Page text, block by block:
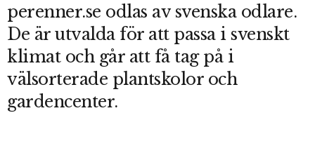
perenner.se odlas av svenska odlare.
De är utvalda för att passa i svenskt
klimat och går att få tag på i
välsorterade plantskolor och
gardencenter.